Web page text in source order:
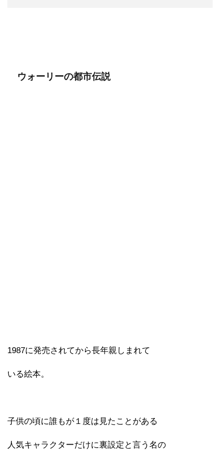
ウォーリーの都市伝説
1987に発売されてから長年親しまれて
いる絵本。
子供の頃に誰もが１度は見たことがある
人気キャラクターだけに裏設定と言う名の